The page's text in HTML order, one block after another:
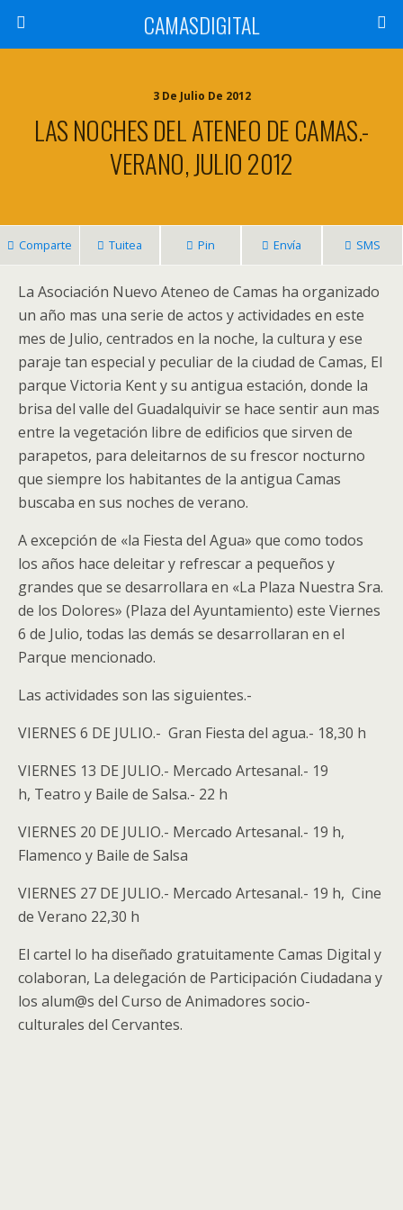
CAMASDIGITAL
3 De Julio De 2012
LAS NOCHES DEL ATENEO DE CAMAS.-
VERANO, JULIO 2012
Comparte Tuitea Pin Envía SMS
La Asociación Nuevo Ateneo de Camas ha organizado
un año mas una serie de actos y actividades en este
mes de Julio, centrados en la noche, la cultura y ese
paraje tan especial y peculiar de la ciudad de Camas, El
parque Victoria Kent y su antigua estación, donde la
brisa del valle del Guadalquivir se hace sentir aun mas
entre la vegetación libre de edificios que sirven de
parapetos, para deleitarnos de su frescor nocturno
que siempre los habitantes de la antigua Camas
buscaba en sus noches de verano.
A excepción de «la Fiesta del Agua» que como todos
los años hace deleitar y refrescar a pequeños y
grandes que se desarrollara en «La Plaza Nuestra Sra.
de los Dolores» (Plaza del Ayuntamiento) este Viernes
6 de Julio, todas las demás se desarrollaran en el
Parque mencionado.
Las actividades son las siguientes.-
VIERNES 6 DE JULIO.- Gran Fiesta del agua.- 18,30 h
VIERNES 13 DE JULIO.- Mercado Artesanal.- 19
h, Teatro y Baile de Salsa.- 22 h
VIERNES 20 DE JULIO.- Mercado Artesanal.- 19 h,
Flamenco y Baile de Salsa
VIERNES 27 DE JULIO.- Mercado Artesanal.- 19 h, Cine
de Verano 22,30 h
El cartel lo ha diseñado gratuitamente Camas Digital y
colaboran, La delegación de Participación Ciudadana y
los alum@s del Curso de Animadores socio-
culturales del Cervantes.